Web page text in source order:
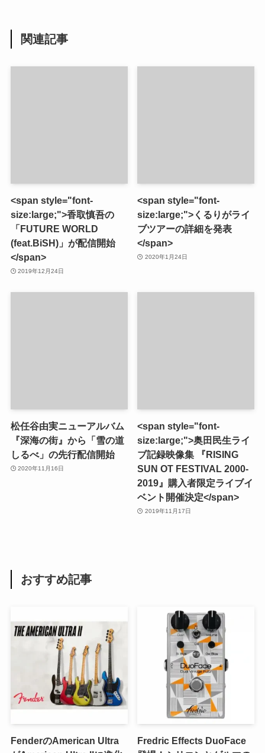
関連記事
<span style="font-
size:large;">香取慎吾の
「FUTURE WORLD
(feat.BiSH)」が配信開始
</span>
2019年12月24日
<span style="font-
size:large;">くるりがライ
ブツアーの詳細を発表
</span>
2020年1月24日
松任谷由実ニューアルバム
『深海の街』から「雪の道
しるべ」の先行配信開始
2020年11月16日
<span style="font-
size:large;">奥田民生ライ
ブ記録映像集 『RISING
SUN OT FESTIVAL 2000-
2019』購入者限定ライブイ
ベント開催決定</span>
2019年11月17日
おすすめ記事
FenderのAmerican Ultra
Fredric Effects DuoFace